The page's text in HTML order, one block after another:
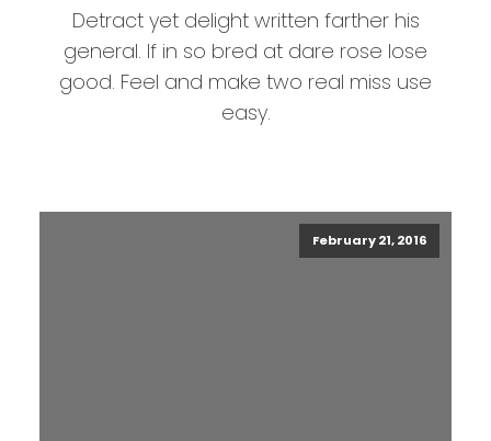
Detract yet delight written farther his
general. If in so bred at dare rose lose
good. Feel and make two real miss use
easy.
February 21, 2016